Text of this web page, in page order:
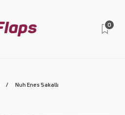
0
Nuh Enes Sakallı